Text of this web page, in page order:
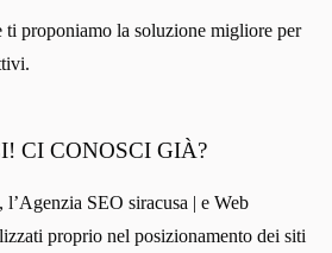
ti proponiamo la soluzione migliore per
CI CONOSCI GIÀ?
SEO siracusa | e Web
proprio nel posizionamento dei siti